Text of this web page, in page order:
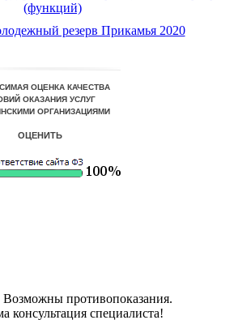
Возможны противопоказания.
консультация специалиста!